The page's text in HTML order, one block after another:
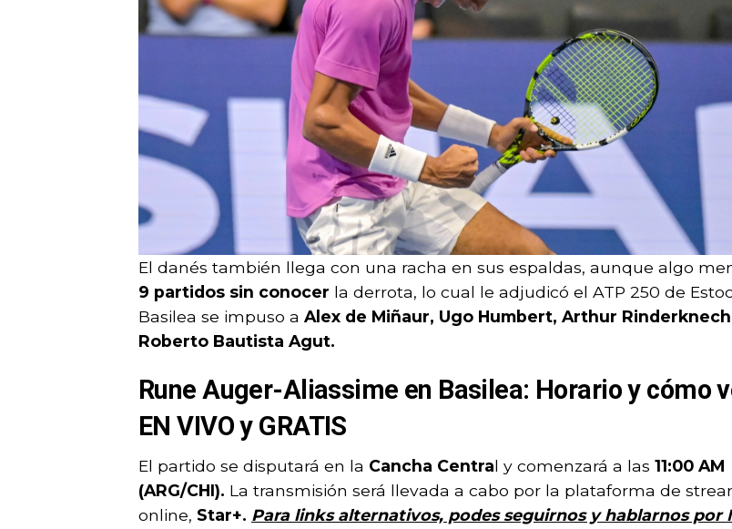
El danés también llega con una racha en sus espaldas, aunque algo
9 partidos sin conocer la derrota, lo cual le adjudicó el ATP 250 de
Basilea se impuso a Alex de Miñaur, Ugo Humbert, Arthur Rinderknech
Roberto Bautista Agut.
Rune Auger-Aliassime en Basilea: Horario y cómo
EN VIVO y GRATIS
El partido se disputará en la Cancha Central y comenzará a las 11:00 AM
(ARG/CHI). La transmisión será llevada a cabo por la plataforma de
online, Star+. Para links alternativos, podes seguirnos y hablarnos por